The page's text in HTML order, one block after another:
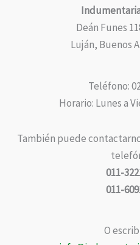
Deán Funes
Luján, Buenos
Teléfono:
Horario: Lunes a
También puede
011-
011-
O